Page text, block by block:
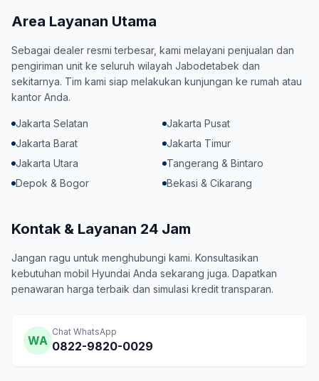
Area Layanan Utama
Sebagai dealer resmi terbesar, kami melayani penjualan dan
pengiriman unit ke seluruh wilayah Jabodetabek dan
sekitarnya. Tim kami siap melakukan kunjungan ke rumah atau
kantor Anda.
Jakarta Selatan
Jakarta Pusat
Jakarta Barat
Jakarta Timur
Jakarta Utara
Tangerang & Bintaro
Depok & Bogor
Bekasi & Cikarang
Kontak & Layanan 24 Jam
Jangan ragu untuk menghubungi kami. Konsultasikan
kebutuhan mobil Hyundai Anda sekarang juga. Dapatkan
penawaran harga terbaik dan simulasi kredit transparan.
WA
Chat WhatsApp
0822-9820-0029